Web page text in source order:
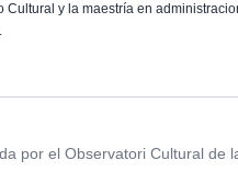
Cultural y la maestría en
por el Observatori Cultural de